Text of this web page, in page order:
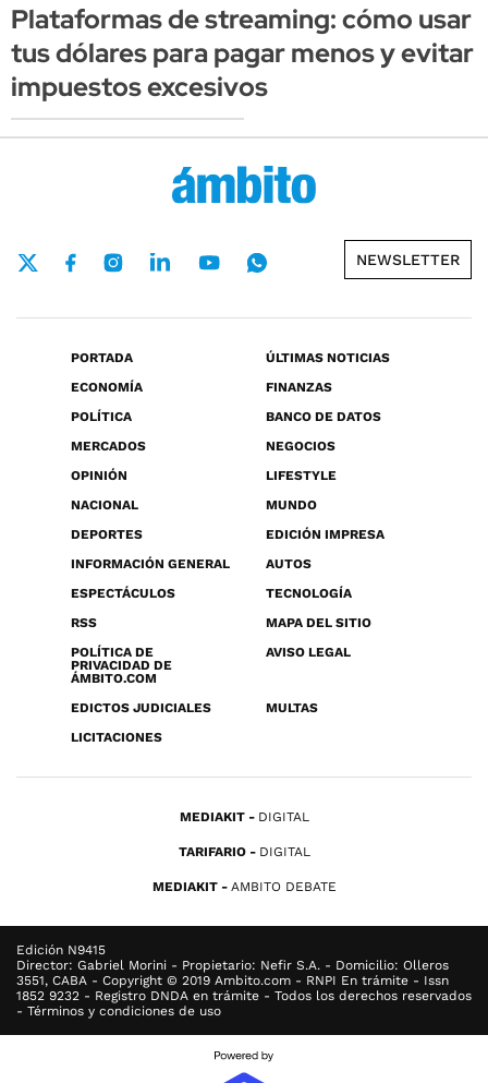
Plataformas de streaming: cómo usar
tus dólares para pagar menos y evitar
impuestos excesivos
NEWSLETTER
PORTADA
ÚLTIMAS NOTICIAS
ECONOMÍA
FINANZAS
POLÍTICA
BANCO DE DATOS
MERCADOS
NEGOCIOS
OPINIÓN
LIFESTYLE
NACIONAL
MUNDO
DEPORTES
EDICIÓN IMPRESA
INFORMACIÓN GENERAL
AUTOS
ESPECTÁCULOS
TECNOLOGÍA
RSS
MAPA DEL SITIO
POLÍTICA DE
PRIVACIDAD DE
ÁMBITO.COM
AVISO LEGAL
EDICTOS JUDICIALES
MULTAS
LICITACIONES
MEDIAKIT DIGITAL
TARIFARIO DIGITAL
MEDIAKIT AMBITO DEBATE
Edición N9415
Director: Gabriel Morini - Propietario: Nefir S.A. - Domicilio: Olleros
3551, CABA - Copyright © 2019 Ambito.com - RNPI En trámite - Issn
1852 9232 - Registro DNDA en trámite - Todos los derechos reservados
- Términos y condiciones de uso